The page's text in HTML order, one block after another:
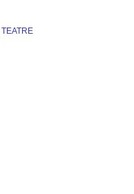
TEATRE